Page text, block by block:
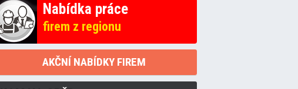
Nabídka práce
firem z regionu
AKČNÍ NABÍDKY FIREM